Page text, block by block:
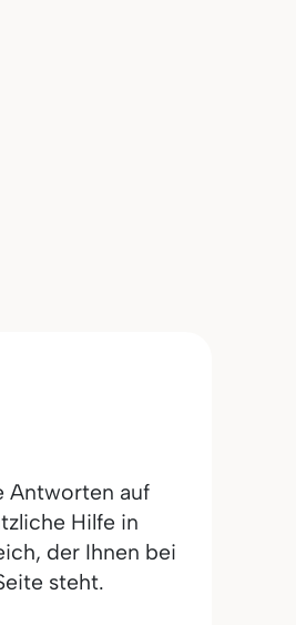
Antworten auf
Hilfe in
der Ihnen bei
steht.